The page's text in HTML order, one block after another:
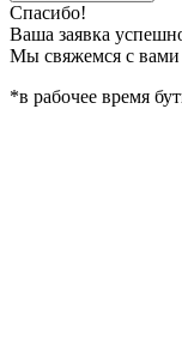
Спасибо!
Ваша заявка
Мы свяжемся с вами
*в рабочее время